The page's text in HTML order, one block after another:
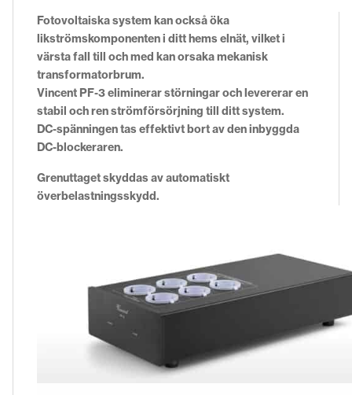
Fotovoltaiska system kan också öka
likströmskomponenten i ditt hems elnät, vilket i
värsta fall till och med kan orsaka mekanisk
transformatorbrum.
Vincent PF-3 eliminerar störningar och levererar en
stabil och ren strömförsörjning till ditt system.
DC-spänningen tas effektivt bort av den inbyggda
DC-blockeraren.
Grenuttaget skyddas av automatiskt
överbelastningsskydd.